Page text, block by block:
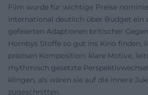
Film wurde für wichtige Preise
international deutlich über Budget ein
gefeierten Adaptionen britischer
Hornbys Stoffe so gut ins Kino finden,
präzisen Komposition: klare Motive,
rhythmisch gesetzte
klingen, als wären sie auf die innere
zugeschnitten.